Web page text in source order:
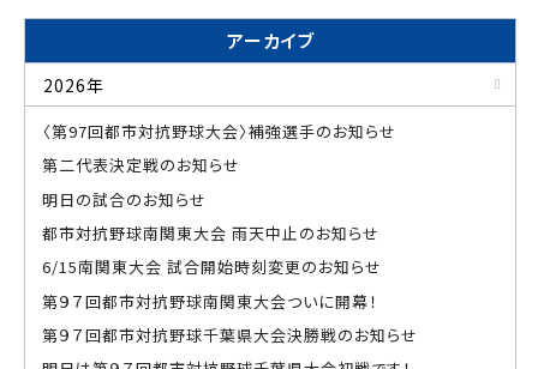
アーカイブ
2026年
〈第97回都市対抗野球大会〉補強選手のお知らせ
第二代表決定戦のお知らせ
明日の試合のお知らせ
都市対抗野球南関東大会 雨天中止のお知らせ
6/15南関東大会 試合開始時刻変更のお知らせ
第９７回都市対抗野球南関東大会ついに開幕！
第９７回都市対抗野球千葉県大会決勝戦のお知らせ